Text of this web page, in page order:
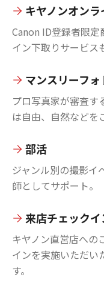
キヤノンオン
Canon ID登録者限
イン下取りサービス
マンスリーフ
プロ写真家が審査す
は自由、自然などを
部活
ジャンル別の撮影イ
師としてサポート。
来店チェックイ
キヤノン直営店への
インを実施いただい
す。